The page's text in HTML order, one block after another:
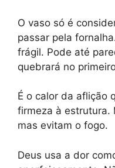
O vaso só é
passar pela
frágil. Pode até
quebrará no
É o calor da aflição
firmeza à estrutura.
mas evitam o fogo.
Deus usa a dor